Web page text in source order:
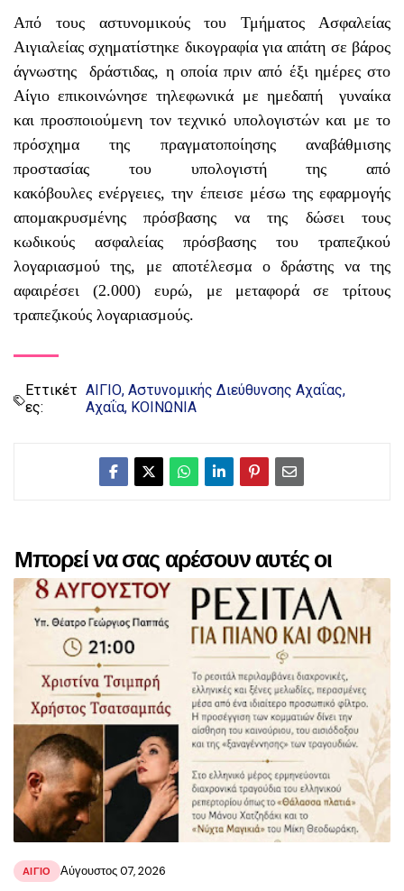
Από τους αστυνομικούς του Τμήματος Ασφαλείας
Αιγιαλείας σχηματίστηκε δικογραφία για απάτη σε βάρος
άγνωστης δράστιδας, η οποία πριν από έξι ημέρες στο
Αίγιο επικοινώνησε τηλεφωνικά με ημεδαπή γυναίκα
καιπροσποιούμενη τον τεχνικό υπολογιστών και με το
πρόσχημα της πραγματοποίησης αναβάθμισης
προστασίας του υπολογιστή της από
κακόβουλεςενέργειες, την έπεισε μέσω της εφαρμογής
απομακρυσμένης πρόσβασης να της δώσει τους
κωδικούς ασφαλείας πρόσβασης του τραπεζικού
λογαριασμού της, με αποτέλεσμα ο δράστης να της
αφαιρέσει (2.000) ευρώ, με μεταφορά σε τρίτους
τραπεζικούς λογαριασμούς.
Εττικέτ
ες:
ΑΙΓΙΟ Αστυνομικής Διεύθυνσης Αχαΐας
Αχαΐα ΚΟΙΝΩΝΙΑ
Μπορεί να σας αρέσουν αυτές οι
αναρτήσεις
ΑΙΓΙΟ Αύγουστος 07, 2026